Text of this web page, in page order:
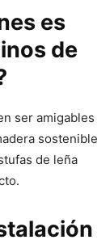
es
de
ser amigables
sostenible
de leña